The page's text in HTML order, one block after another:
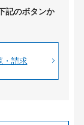
記のボタンか
・請求